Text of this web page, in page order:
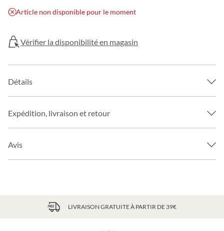
Article non disponible pour le moment
Vérifier la disponibilité en magasin
Détails
Expédition, livraison et retour
Avis
LIVRAISON GRATUITE À PARTIR DE 39€